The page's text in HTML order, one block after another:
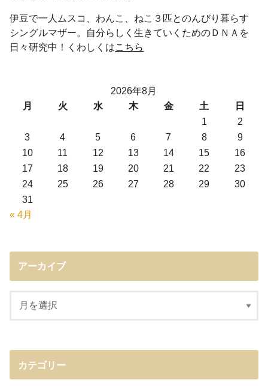
伊豆で一人ムスコ、わんこ、ねこ３匹とのんびり暮らす
シングルマザー。自分らしく生きていくためのＤＮＡを
日々研究中！くわしくはこちら
2026年8月
月
火 水 木 金 土
日
1
2
3
4 5 6 7 8
9
10
11 12 13 14 15
16
17
18 19 20 21 22
23
24
25 26 27 28 29
30
31
« 4月
アーカイブ
カテゴリー